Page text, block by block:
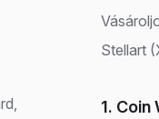
Stellart
1.